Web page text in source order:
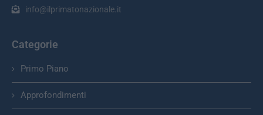
info@ilprimatonazionale.it
Categorie
Primo Piano
Approfondimenti